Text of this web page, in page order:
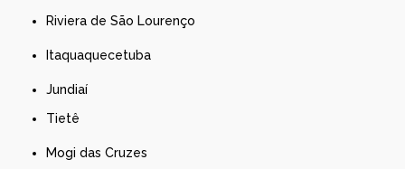
Riviera de São Lourenço
Itaquaquecetuba
Jundiaí
Tietê
Mogi das Cruzes